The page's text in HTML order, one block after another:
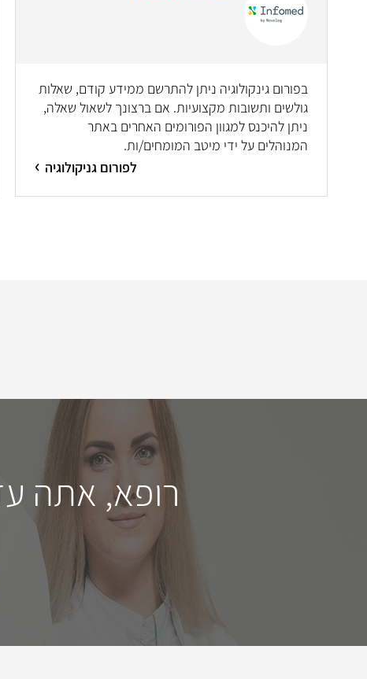
בפורום גינקולוגיה ניתן להתרשם ממידע קודם, שאלות
גולשים ותשובות מקצועיות. אם ברצונך לשאול שאלה,
ניתן להיכנס למגוון הפורומים האחרים באתר
המנוהלים על ידי מיטב המומחים/ות.
לפורום גניקולוגיה
רופא, אתה